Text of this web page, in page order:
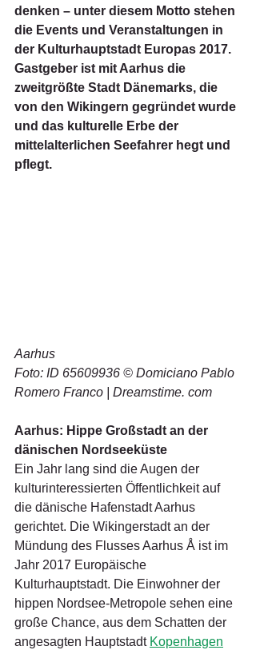
denken – unter diesem Motto stehen
die Events und Veranstaltungen in
der Kulturhauptstadt Europas 2017.
Gastgeber ist mit Aarhus die
zweitgrößte Stadt Dänemarks, die
von den Wikingern gegründet wurde
und das kulturelle Erbe der
mittelalterlichen Seefahrer hegt und
pflegt.
Aarhus
Foto: ID 65609936 © Domiciano Pablo
Romero Franco | Dreamstime. com
Aarhus: Hippe Großstadt an der
dänischen Nordseeküste
Ein Jahr lang sind die Augen der
kulturinteressierten Öffentlichkeit auf
die dänische Hafenstadt Aarhus
gerichtet. Die Wikingerstadt an der
Mündung des Flusses Aarhus Å ist im
Jahr 2017 Europäische
Kulturhauptstadt. Die Einwohner der
hippen Nordsee-Metropole sehen eine
große Chance, aus dem Schatten der
angesagten Hauptstadt Kopenhagen